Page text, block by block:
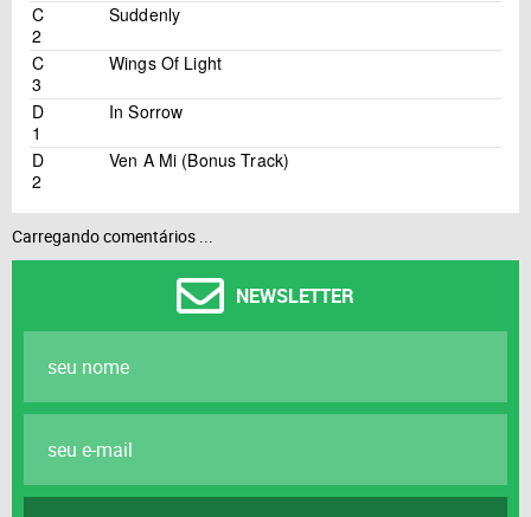
C
2
Suddenly
C
3
Wings Of Light
D
1
In Sorrow
D
2
Ven A Mi (Bonus Track)
Carregando comentários ...
NEWSLETTER